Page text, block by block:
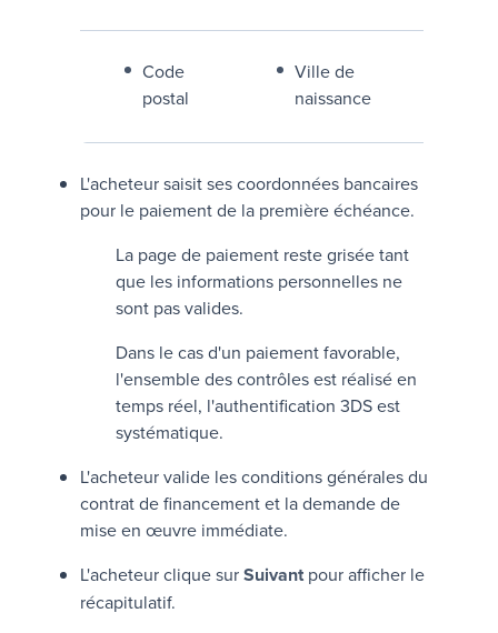
Code
postal
Ville de
naissance
L'acheteur saisit ses coordonnées bancaires
pour le paiement de la première échéance.
La page de paiement reste grisée tant
que les informations personnelles ne
sont pas valides.
Dans le cas d'un paiement favorable,
l'ensemble des contrôles est réalisé en
temps réel, l'authentification 3DS est
systématique.
L'acheteur valide les conditions générales du
contrat de financement et la demande de
mise en œuvre immédiate.
L'acheteur clique surSuivantpour afficher le
récapitulatif.